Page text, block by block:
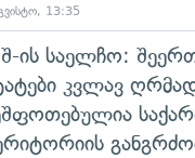
13:35
ის საელჩო:
კვლავ